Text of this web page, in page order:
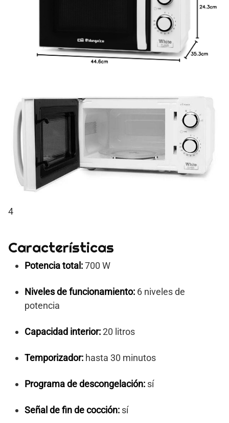
4
Características
Potencia total:700 W
Niveles de funcionamiento: 6 niveles de
potencia
Capacidad interior:20 litros
Temporizador: hasta 30 minutos
Programa de descongelación: sí
Señal de fin de cocción: sí